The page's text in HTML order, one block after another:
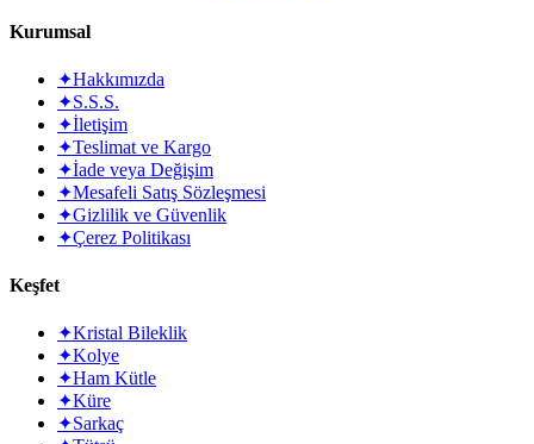
Kurumsal
✦Hakkımızda
✦S.S.S.
✦İletişim
✦Teslimat ve Kargo
✦İade veya Değişim
✦Mesafeli Satış Sözleşmesi
✦Gizlilik ve Güvenlik
✦Çerez Politikası
Keşfet
✦Kristal Bileklik
✦Kolye
✦Ham Kütle
✦Küre
✦Sarkaç